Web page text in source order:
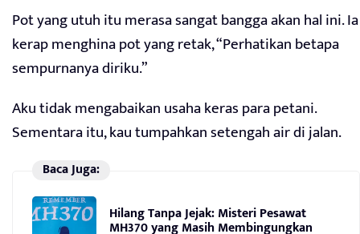
Pot yang utuh itu merasa sangat bangga akan hal ini. Ia
kerap menghina pot yang retak, “Perhatikan betapa
sempurnanya diriku.”
Aku tidak mengabaikan usaha keras para petani.
Sementara itu, kau tumpahkan setengah air di jalan.
Baca Juga:
Hilang Tanpa Jejak: Misteri Pesawat
MH370 yang Masih Membingungkan